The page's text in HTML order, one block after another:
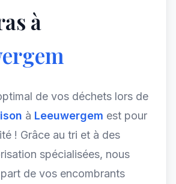
à
de vos déchets lors de
à Leeuwergem est pour
! Grâce au tri et à des
spécialisées, nous
de vos encombrants